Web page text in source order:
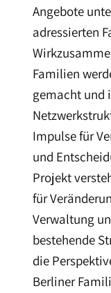
Angebote
adressierten
Familien
gemacht und
Impulse für
und
Projekt
für
Verwaltung
bestehende
die
Berliner